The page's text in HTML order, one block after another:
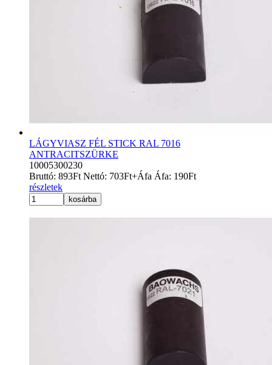
LÁGYVIASZ FÉL STICK RAL 7016
ANTRACITSZÜRKE
10005300230
Bruttó: 893Ft Nettó: 703Ft+Áfa Áfa: 190Ft
részletek
kosárba